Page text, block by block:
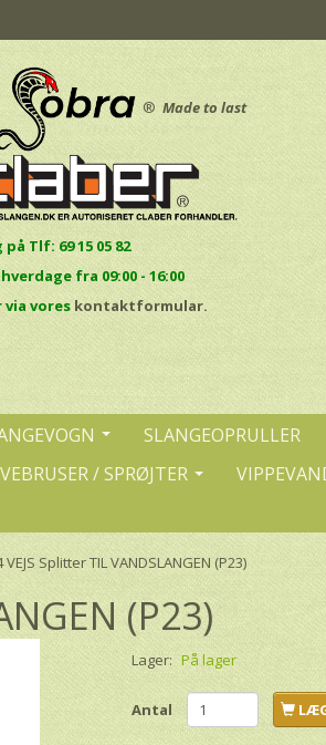
® Made to last
på Tlf: 69 15 05 82
fra 09:00 - 16:00
via vores kontaktformular.
SLANGEOPRULLER
/ SPRØJTER
VEJS Splitter TIL VANDSLANGEN (P23)
(P23)
Lager: På lager
Antal